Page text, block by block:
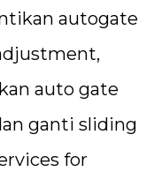
autogate
auto gate
ganti sliding
for